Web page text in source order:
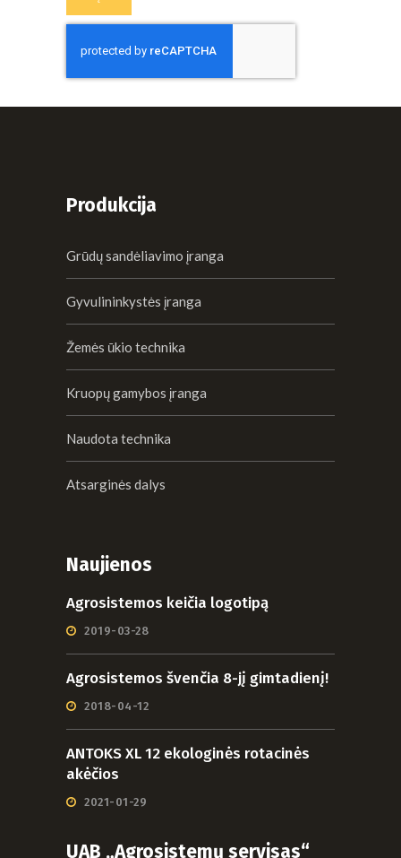
Produkcija
Grūdų sandėliavimo įranga
Gyvulininkystės įranga
Žemės ūkio technika
Kruopų gamybos įranga
Naudota technika
Atsarginės dalys
Naujienos
Agrosistemos keičia logotipą
2019-03-28
Agrosistemos švenčia 8-jį gimtadienį!
2018-04-12
ANTOKS XL 12 ekologinės rotacinės
akėčios
2021-01-29
UAB „Agrosistemų servisas“